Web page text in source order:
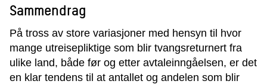
Sammendrag
På tross av store variasjoner med hensyn til hvor
mange utreisepliktige som blir tvangsreturnert fra
ulike land, både før og etter avtaleinngåelsen, er det
en klar tendens til at antallet og andelen som blir